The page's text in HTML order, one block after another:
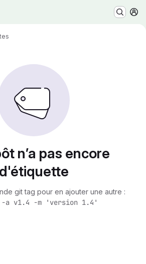
n’a pas encore
d'étiquette
git tag pour en ajouter une autre :
a v1.4 -m 'version 1.4'